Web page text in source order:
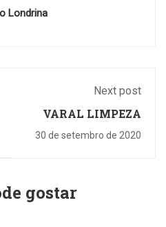
Londrina
Next post
VARAL LIMPEZA
30 de setembro de 2020
gostar